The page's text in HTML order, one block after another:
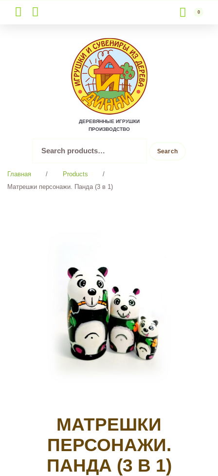
to
content
0
ДЕРЕВЯННЫЕ ИГРУШКИ
ПРОИЗВОДСТВО
for:
Search
Главная / Products
/
Матрешки персонажи. Панда (3 в 1)
МАТРЕШКИ
ПЕРСОНАЖИ.
ПАНДА (3 В 1)